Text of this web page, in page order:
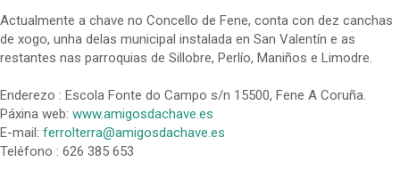
Actualmente a chave no Concello de Fene, conta con dez canchas
de xogo, unha delas municipal instalada en San Valentín e as
restantes nas parroquias de Sillobre, Perlío, Maniños e Limodre.
Enderezo : Escola Fonte do Campo s/n 15500, Fene A Coruña.
Páxina web: www.amigosdachave.es
E-mail: ferrolterra@amigosdachave.es
Teléfono : 626 385 653